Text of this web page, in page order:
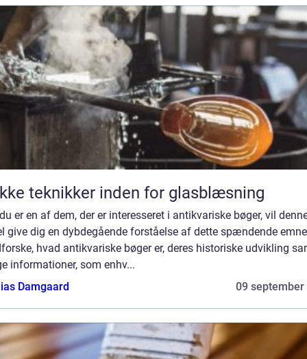
teknikker inden for glasblæsning
er en af dem, der er interesseret i antikvariske bøger, vil
give dig en dybdegående forståelse af dette spændende
hvad antikvariske bøger er, deres historiske udvikling
informationer, som enhv...
Damgaard
09 september